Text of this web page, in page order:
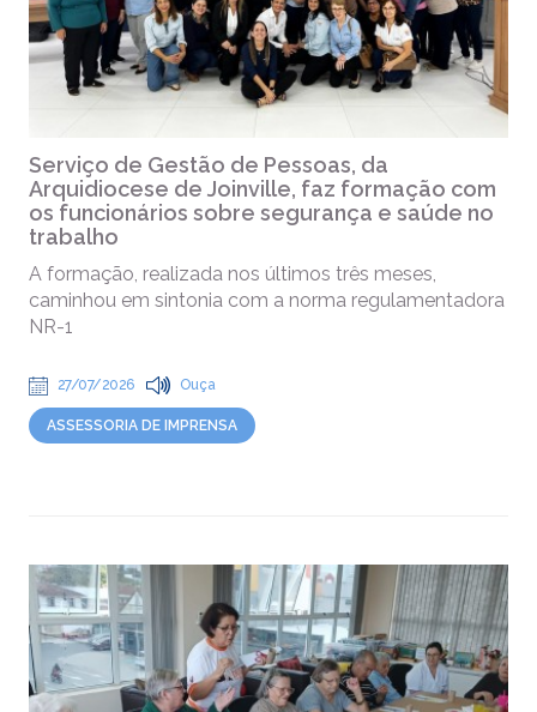
Serviço de Gestão de Pessoas, da
Arquidiocese de Joinville, faz formação com
os funcionários sobre segurança e saúde no
trabalho
A formação, realizada nos últimos três meses,
caminhou em sintonia com a norma regulamentadora
NR-1
27/07/2026 Ouça
ASSESSORIA DE IMPRENSA